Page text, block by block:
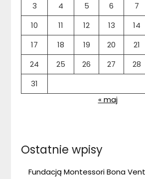
3
4 5 6 7
10
11 12 13 14
17
18 19 20 21
24
25 26 27 28
31
« maj
Ostatnie wpisy
Fundacją Montessori Bona